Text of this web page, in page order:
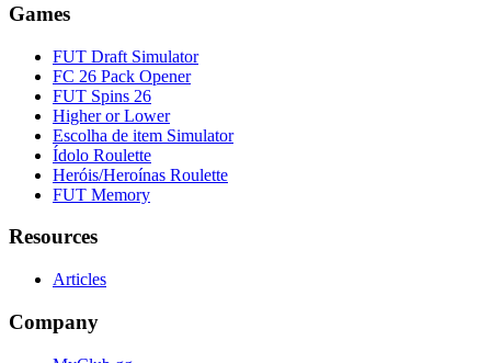
Games
FUT Draft Simulator
FC 26 Pack Opener
FUT Spins 26
Higher or Lower
Escolha de item Simulator
Ídolo Roulette
Heróis/Heroínas Roulette
FUT Memory
Resources
Articles
Company